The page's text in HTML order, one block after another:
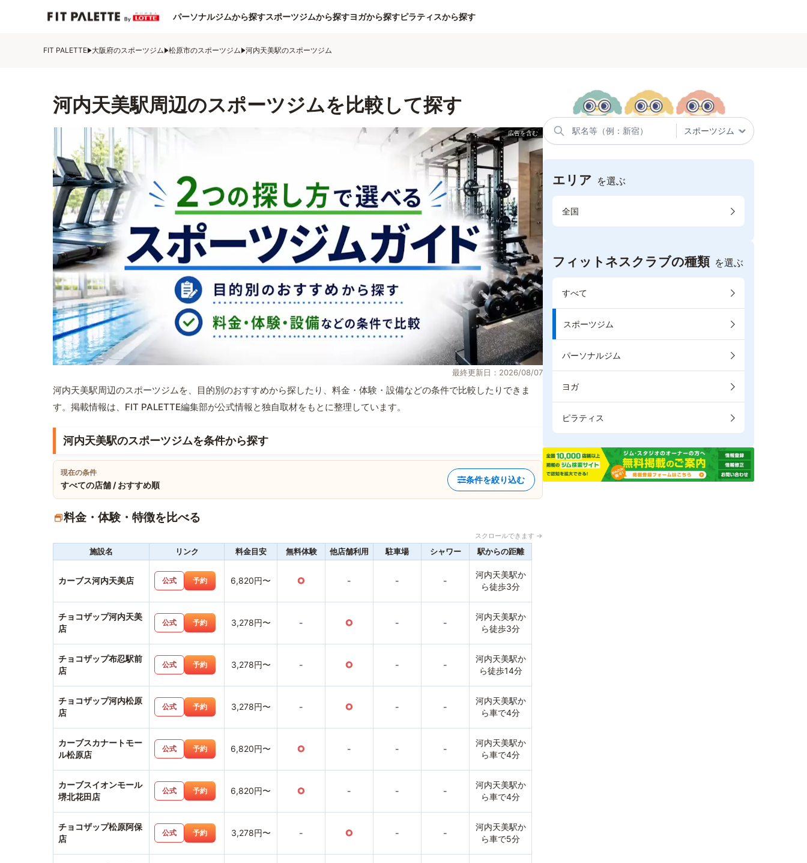
パーソナルジムから探すスポーツジムから探すヨガから探すピラティスから探す
FIT PALETTE 大阪府のスポーツジム 松原市のスポーツジム 河内天美駅のスポーツジム
河内天美駅周辺のスポーツジムを比較して探す
最終更新日：2026/08/07
河内天美駅周辺のスポーツジムを、目的別のおすすめから探したり、料金・体験・設備などの条件で比較したりできま
す。掲載情報は、FIT PALETTE編集部が公式情報と独自取材をもとに整理しています。
河内天美駅のスポーツジムを条件から探す
現在の条件
すべての店舗 / おすすめ順
条件を絞り込む
料金・体験・特徴を比べる
スクロールできます →
施設名 リンク 料金目安 無料体験 他店舗利用 駐車場 シャワー 駅からの距離
カーブス河内天美店 公式 予約 6,820円〜 ○ - - -
河内天美駅か
ら徒歩3分
チョコザップ河内天美
店
公式 予約 3,278円〜 - ○ - -
河内天美駅か
ら徒歩3分
チョコザップ布忍駅前
店
公式 予約 3,278円〜 - ○ - -
河内天美駅か
ら徒歩14分
チョコザップ河内松原
店
公式 予約 3,278円〜 - ○ - -
河内天美駅か
ら車で4分
カーブスカナートモー
ル松原店
公式 予約 6,820円〜 ○ - - -
河内天美駅か
ら車で4分
カーブスイオンモール
堺北花田店
公式 予約 6,820円〜 ○ - - -
河内天美駅か
ら車で4分
チョコザップ松原阿保
店
公式 予約 3,278円〜 - ○ - -
河内天美駅か
ら車で5分
エリア を選ぶ
全国
フィットネスクラブの種類 を選ぶ
すべて
スポーツジム
パーソナルジム
ヨガ
ピラティス